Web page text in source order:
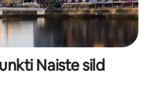
Naiste sild